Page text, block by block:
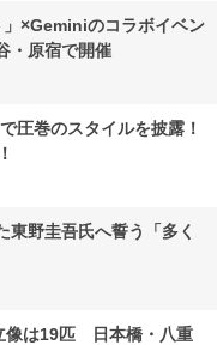
×Geminiのコラボイベン
・原宿で開催
圧巻のスタイルを披露！
東野圭吾氏へ誓う「多く
像は19匹 日本橋・八重